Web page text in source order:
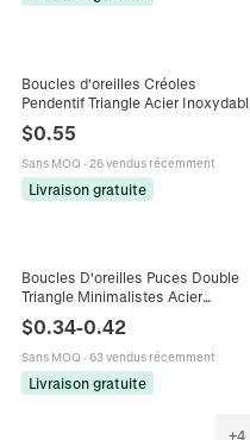
Boucles d'oreilles Créoles
Pendentif Triangle Acier Inoxydable
Hommes Femmes
$0.55
Sans MOQ · 26 vendus récemment
Livraison gratuite
Boucles D'oreilles Puces Double
Triangle Minimalistes Acier
Inoxydable Bijoux Géométriques
Creux Pour Femmes Hommes
Style Punk Rock
$0.34-0.42
Sans MOQ · 63 vendus récemment
Livraison gratuite
+4